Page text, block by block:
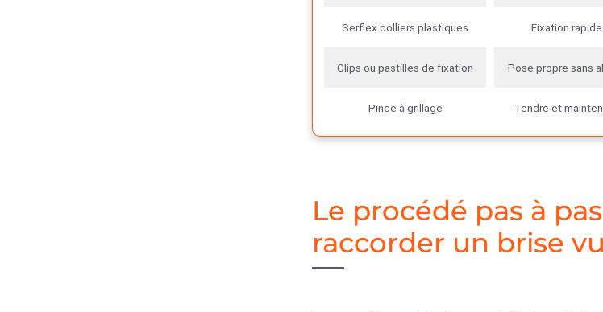
Serflex colliers plastiques Fixation
Clips ou pastilles de fixation Pose propre sans
Pince à grillage Tendre et
Le procédé pas à
raccorder un brise